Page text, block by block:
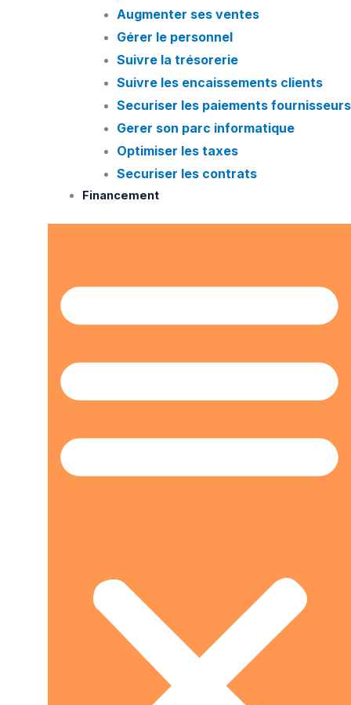
Augmenter ses ventes
Gérer le personnel
Suivre la trésorerie
Suivre les encaissements clients
Securiser les paiements fournisseurs
Gerer son parc informatique
Optimiser les taxes
Securiser les contrats
Financement